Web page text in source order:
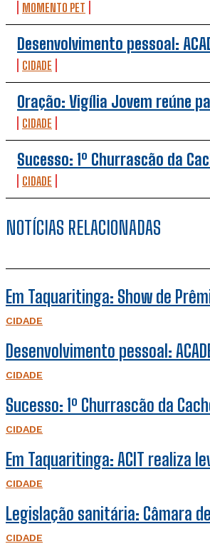
MOMENTO PET
Desenvolvimento pessoal:
CIDADE
Oração: Vigília Jovem reúne
CIDADE
Sucesso: 1º Churrascão da
CIDADE
NOTÍCIAS RELACIONADAS
Em Taquaritinga: Show de
CIDADE
Desenvolvimento pessoal:
CIDADE
Sucesso: 1º Churrascão da
CIDADE
Em Taquaritinga: ACIT realiza
CIDADE
Legislação sanitária: Câmara
CIDADE